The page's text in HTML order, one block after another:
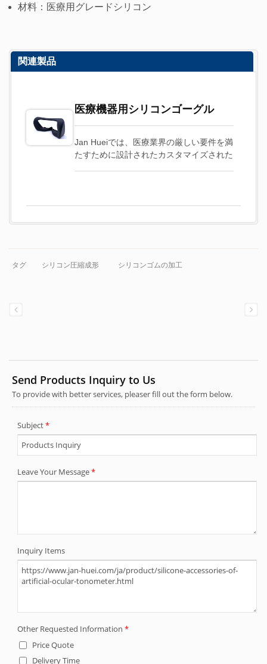
材料：医療用グレードシリコン
関連製品
医療機器用シリコンゴーグル
Jan Hueiでは、医療業界の厳しい要件を満
たすために設計されたカスタマイズされた
リコンの柔らかさと生体適合性を組み合わ
機能性を向上させています。
タグ シリコン圧縮成形 シリコンゴムの加工